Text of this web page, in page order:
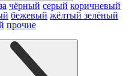
чёрный серый коричневый
бежевый жёлтый зелёный
прочие